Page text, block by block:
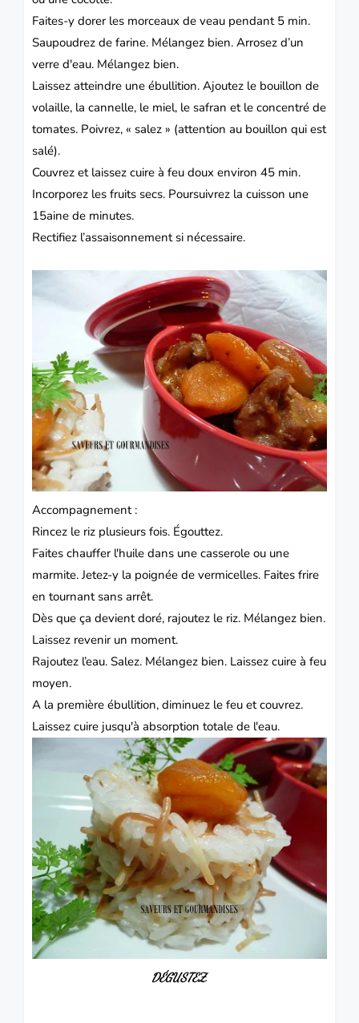
Faites-y dorer les morceaux de veau pendant 5 min.
Saupoudrez de farine. Mélangez bien. Arrosez d’un
verre d'eau. Mélangez bien.
Laissez atteindre une ébullition. Ajoutez le bouillon de
volaille, la cannelle, le miel, le safran et le concentré de
tomates. Poivrez, « salez » (attention au bouillon qui est
salé).
Couvrez et laissez cuire à feu doux environ 45 min.
Incorporez les fruits secs. Poursuivrez la cuisson une
15aine de minutes.
Rectifiez l’assaisonnement si nécessaire.
Accompagnement :
Rincez le riz plusieurs fois. Égouttez.
Faites chauffer l'huile dans une casserole ou une
marmite. Jetez-y la poignée de vermicelles. Faites frire
en tournant sans arrêt.
Dès que ça devient doré, rajoutez le riz. Mélangez bien.
Laissez revenir un moment.
Rajoutez l’eau. Salez. Mélangez bien. Laissez cuire à feu
moyen.
A la première ébullition, diminuez le feu et couvrez.
Laissez cuire jusqu'à absorption totale de l'eau.
DÉGUSTEZ.